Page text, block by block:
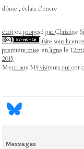
dôme , éclats d’encre
écrit ou proposé parChristine
(site sous licence
première mise en ligne le 12
2015
Merci aux 319 visiteurs qui ont
Messages